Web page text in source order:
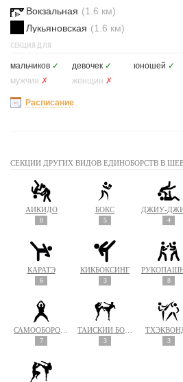
Вокзальная (1.6 км)
Лукьяновская (1.6 км)
СЕКЦИЯ ДЛЯ
мальчиков ✓ девочек ✓ юношей ✓
мужчин ✗ женщин ✗
Расписание
СЕКЦИИ ДРУГИХ ВИДОВ ЕДИНОБОРСТВ В
АЙКИДО
8
БОКС
5 4
КАРАТЭ
6
КИКБОКСИНГ
3 8
7 3 3